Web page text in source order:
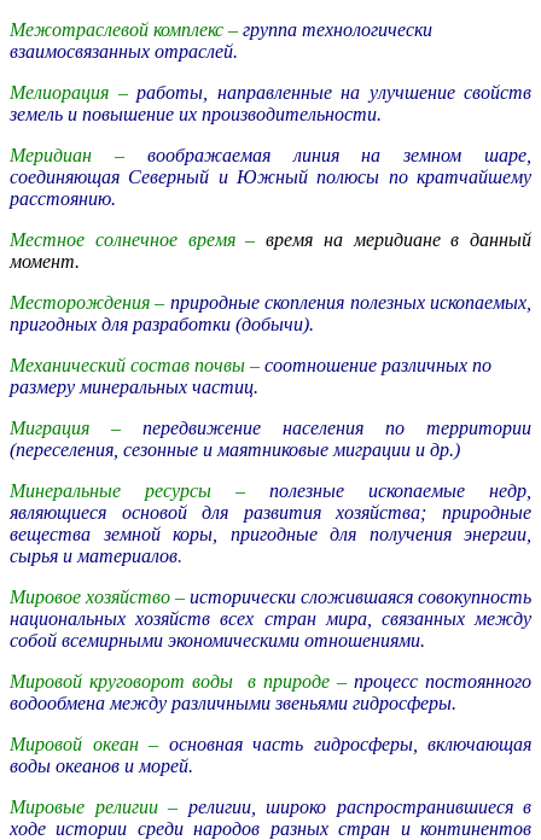
Межотраслевой комплекс – группа технологически
взаимосвязанных отраслей.
Мелиорация –работы, направленные на улучшение свойств
земель и повышение их производительности.
Меридиан –
воображаемая линия на земном шаре,
соединяющая Северный и Южный полюсы по кратчайшему
расстоянию.
Местное солнечное время – время на меридиане в данный
момент.
Месторождения – природные скопления полезных ископаемых,
пригодных для разработки (добычи).
Механический состав почвы – соотношение различных по
размеру минеральных частиц.
Миграция –
передвижение населения по территории
(переселения, сезонные и маятниковые миграции и др.)
Минеральные ресурсы –
полезные ископаемые недр,
являющиеся основой для развития хозяйства; природные
вещества земной коры, пригодные для получения энергии,
сырья и материалов.
Мировое хозяйство – исторически сложившаяся совокупность
национальных хозяйств всех стран мира, связанных между
собой всемирными экономическими отношениями.
Мировой круговорот воды в природе – процесс постоянного
водообмена между различными звеньями гидросферы.
Мировой океан – основная часть гидросферы, включающая
воды океанов и морей.
Мировые религии – религии, широко распространившиеся в
ходе истории среди народов разных стран и континентов